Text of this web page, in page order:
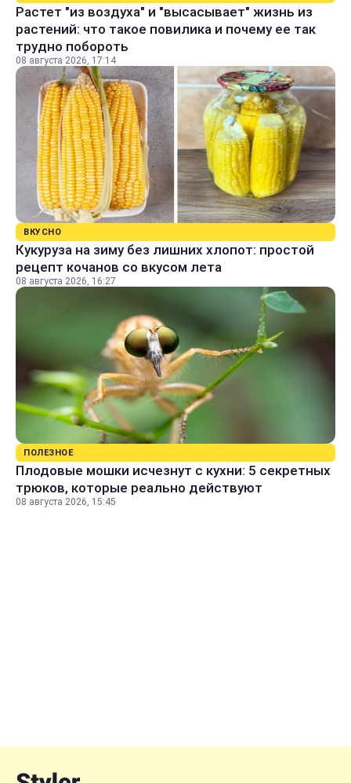
Растет "из воздуха" и "высасывает" жизнь из
растений: что такое повилика и почему ее так
трудно побороть
08 августа 2026, 17:14
ВКУСНО
Кукуруза на зиму без лишних хлопот: простой
рецепт кочанов со вкусом лета
08 августа 2026, 16:27
ПОЛЕЗНОЕ
Плодовые мошки исчезнут с кухни: 5 секретных
трюков, которые реально действуют
08 августа 2026, 15:45